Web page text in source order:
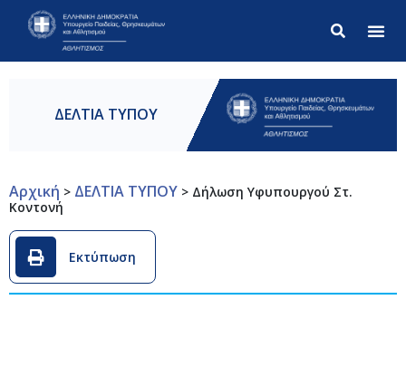
ΔΕΛΤΙΑ ΤΥΠΟΥ
Αρχική > ΔΕΛΤΙΑ ΤΥΠΟΥ > Δήλωση Υφυπουργού Στ.
Κοντονή
Εκτύπωση